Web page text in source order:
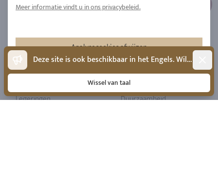
MEER INFORMATIE
Ringmaat
Diamanten
Legeringen
OVER ONS
Onze filosofie
Onze service
Onze kwaliteit
Duurzaamheid
Deze site is ook beschikbaar in het Engels. Wilt u naar het Engels wisselen?
Wissel van taal
Meer informatie vindt u in ons privacybeleid.
Analysecookies afwijzen
Accepteer analysecookies